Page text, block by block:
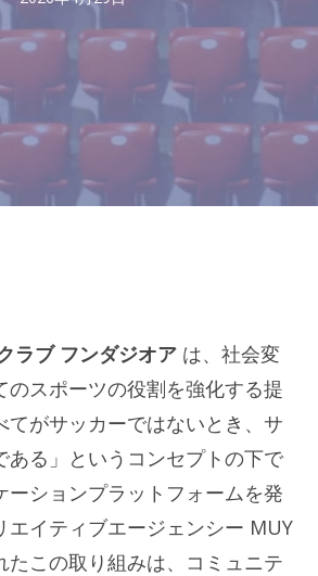
ラブ フンダジオア は、社会変
のスポーツの役割を強化する提
てがサッカーではないとき、サ
ある」というコンセプトの下で
ーションプラットフォームを発
エイティブエージェンシー MUY
たこの取り組みは、コミュニテ